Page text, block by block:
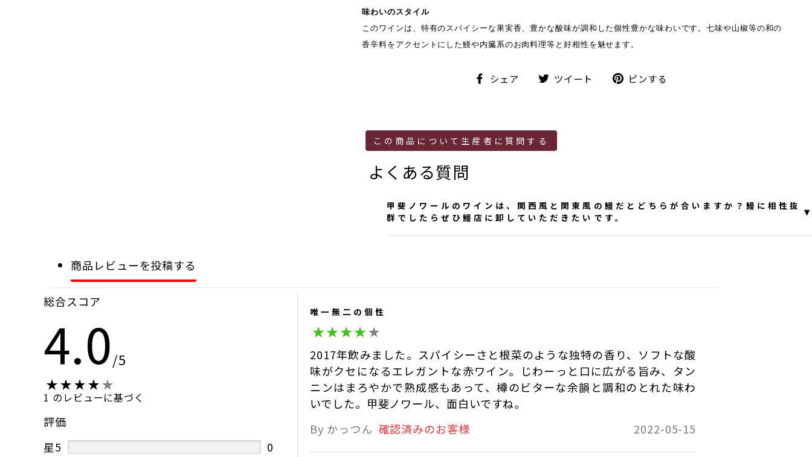
味わいのスタイル
このワインは、特有のスパイシーな果実香、豊かな酸味が調和した個性豊かな味わいです。七味や山椒等の和の
香辛料をアクセントにした鰻や内臓系のお肉料理等と好相性を魅せます。
シェア
シ
ツイート
ツ
ピンする
この商品について生産者に質問する
よくある質問
甲斐ノワールのワインは、関西風と関東風の鰻だとどちらが合いますか？鰻に相性抜
群でしたらぜひ鰻店に卸していただきたいです。
▾
セントも面白い相性があるかもです。
麻屋葡萄酒 2021-12-27 22:11:00
商品レビューを投稿する
総合スコア
4.0/5
1 のレビューに基づく
評価
星5
0
唯一無二の個性
2017年飲みました。スパイシーさと根菜のような独特の香り、ソフトな酸
味がクセになるエレガントな赤ワイン。じわーっと口に広がる旨み、タン
ニンはまろやかで熟成感もあって、樽のビターな余韻と調和のとれた味わ
いでした。甲斐ノワール、面白いですね。
By かっつん 確認済みのお客様 2022-05-15